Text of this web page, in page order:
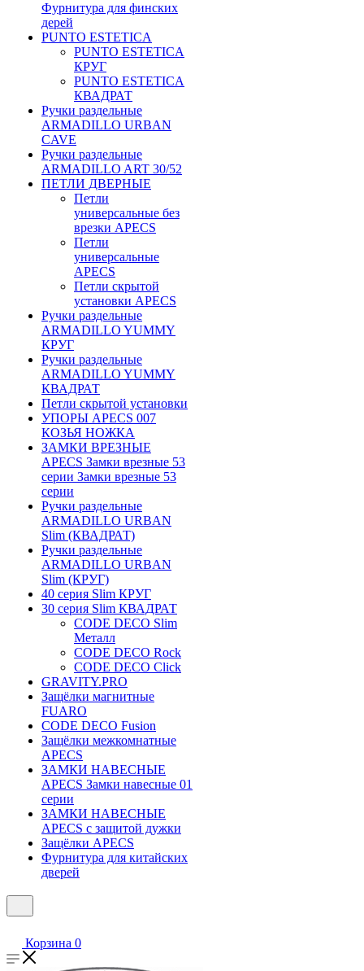
Фурнитура для финских
дерей
PUNTO ESTETICA
PUNTO ESTETICA
КРУГ
PUNTO ESTETICA
КВАДРАТ
Ручки раздельные
ARMADILLO URBAN
CAVE
Ручки раздельные
ARMADILLO ART 30/52
ПЕТЛИ ДВЕРНЫЕ
Петли
универсальные без
врезки APECS
Петли
универсальные
APECS
Петли скрытой
установки APECS
Ручки раздельные
ARMADILLO YUMMY
КРУГ
Ручки раздельные
ARMADILLO YUMMY
КВАДРАТ
Петли скрытой установки
УПОРЫ APECS 007
КОЗЬЯ НОЖКА
ЗАМКИ ВРЕЗНЫЕ
APECS Замки врезные 53
серии Замки врезные 53
серии
Ручки раздельные
ARMADILLO URBAN
Slim (КВАДРАТ)
Ручки раздельные
ARMADILLO URBAN
Slim (КРУГ)
40 серия Slim КРУГ
30 серия Slim КВАДРАТ
CODE DECO Slim
Металл
CODE DECO Rock
CODE DECO Click
GRAVITY.PRO
Защёлки магнитные
FUARO
CODE DECO Fusion
Защёлки межкомнатные
APECS
ЗАМКИ НАВЕСНЫЕ
APECS Замки навесные 01
серии
ЗАМКИ НАВЕСНЫЕ
APECS с защитой дужки
Защёлки APECS
Фурнитура для китайских
дверей
Корзина 0